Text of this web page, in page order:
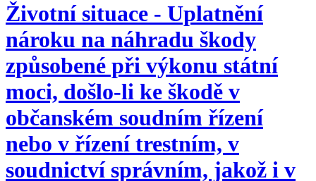
Životní situace - Uplatnění
nároku na náhradu škody
způsobené při výkonu státní
moci, došlo-li ke škodě v
občanském soudním řízení
nebo v řízení trestním, v
soudnictví správním, jakož i v